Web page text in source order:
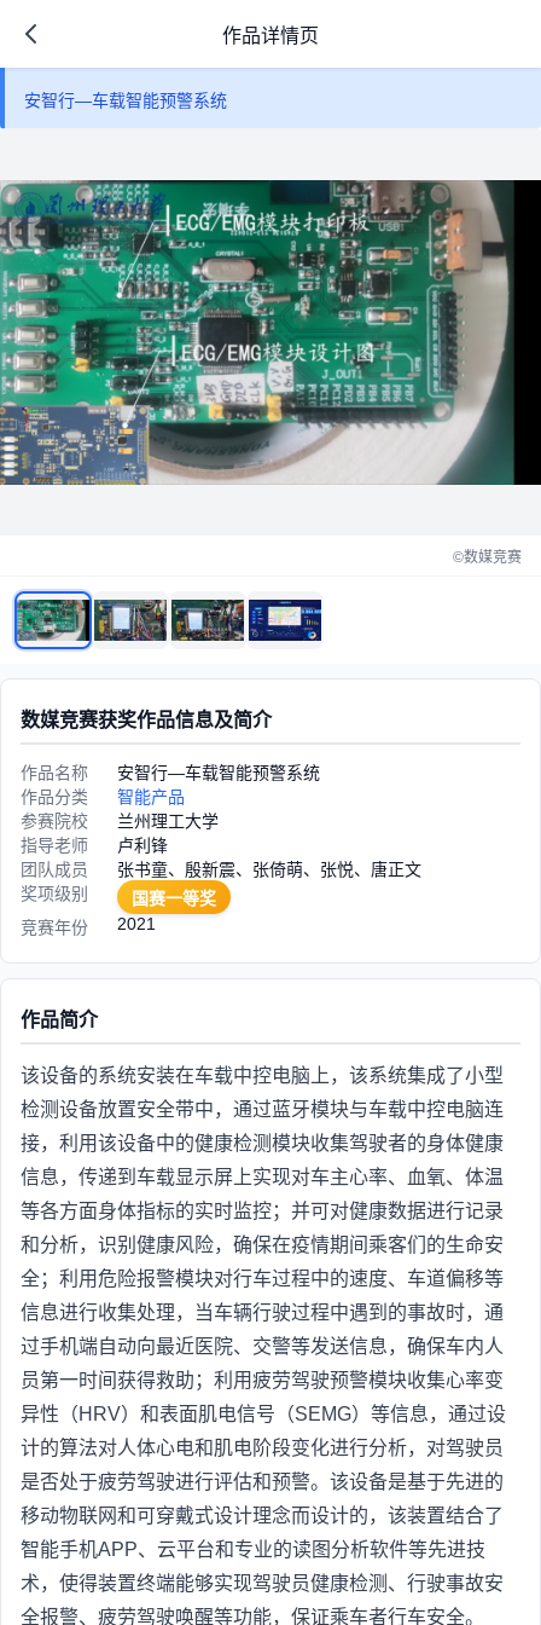
作品详情页
安智行—车载智能预警系统
©数媒竞赛
数媒竞赛获奖作品信息及简介
作品名称
安智行—车载智能预警系统
作品分类
智能产品
参赛院校
兰州理工大学
指导老师
卢利锋
团队成员
张书童、殷新震、张倚萌、张悦、唐正文
奖项级别
国赛一等奖
竞赛年份
2021
作品简介
该设备的系统安装在车载中控电脑上，该系统集成了小型
检测设备放置安全带中，通过蓝牙模块与车载中控电脑连
接，利用该设备中的健康检测模块收集驾驶者的身体健康
信息，传递到车载显示屏上实现对车主心率、血氧、体温
等各方面身体指标的实时监控；并可对健康数据进行记录
和分析，识别健康风险，确保在疫情期间乘客们的生命安
全；利用危险报警模块对行车过程中的速度、车道偏移等
信息进行收集处理，当车辆行驶过程中遇到的事故时，通
过手机端自动向最近医院、交警等发送信息，确保车内人
员第一时间获得救助；利用疲劳驾驶预警模块收集心率变
异性（HRV）和表面肌电信号（SEMG）等信息，通过设
计的算法对人体心电和肌电阶段变化进行分析，对驾驶员
是否处于疲劳驾驶进行评估和预警。该设备是基于先进的
移动物联网和可穿戴式设计理念而设计的，该装置结合了
智能手机APP、云平台和专业的读图分析软件等先进技
术，使得装置终端能够实现驾驶员健康检测、行驶事故安
全报警、疲劳驾驶唤醒等功能，保证乘车者行车安全。